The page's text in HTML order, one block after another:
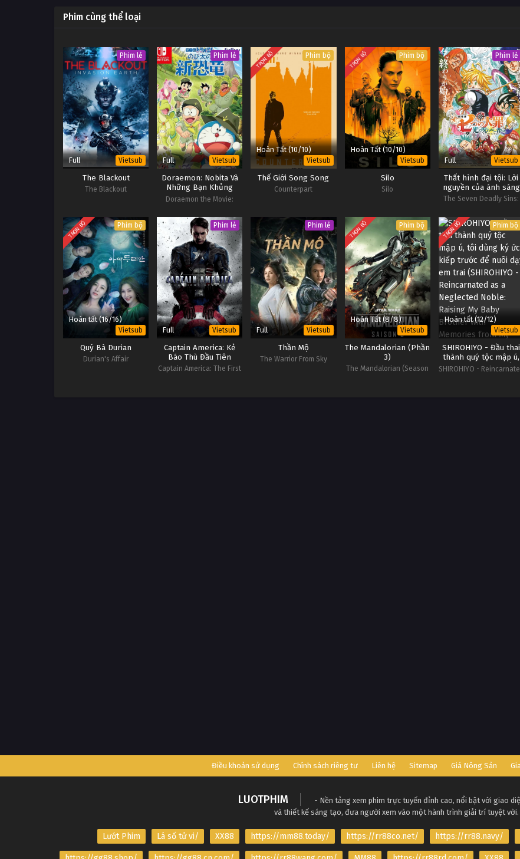
Phim cùng thể loại
Phim lẻ
Full Vietsub
The Blackout
The Blackout
Phim lẻ
Full Vietsub
Doraemon: Nobita Và
Những Bạn Khủng
Long Mới
Doraemon the Movie:
TRỌN BỘ Phim bộ
Hoàn Tất (10/10)
Vietsub
Thế Giới Song Song
Counterpart
TRỌN BỘ Phim bộ
Hoàn Tất (10/10)
Vietsub
Silo
Silo
Phim lẻ
Full Vietsub
Thất hình đại tội: Lời
nguyền của ánh sáng
The Seven Deadly Sins:
TRỌN BỘ Phim bộ
Hoàn tất (16/16)
Vietsub
Quý Bà Durian
Durian's Affair
Phim lẻ
Full Vietsub
Captain America: Kẻ
Báo Thù Đầu Tiên
Captain America: The First
Phim lẻ
Full Vietsub
Thần Mộ
The Warrior From Sky
TRỌN BỘ Phim bộ
Hoàn Tất (8/8)
Vietsub
The Mandalorian (Phần
3)
The Mandalorian (Season
TRỌN BỘ Phim bộ
Hoàn tất (12/12)
Vietsub
SHIROHIYO - Đầu thai
thành quý tộc mập ú,
tôi dùng ký ức kiếp
SHIROHIYO -
Điều khoản sử dụng Chính sách riêng tư Liên hệ Sitemap Giá Nông Sản
LUOTPHIM
- Nền tảng xem phim trực tuyến đỉnh cao, nổi bật với giao
và thiết kế sáng tạo, đưa người xem vào một hành trình giải trí tuyệt vời.
Lướt Phim Lá số tử vi/ XX88 https://mm88.today/ https://rr88co.net/ https://rr88.navy/